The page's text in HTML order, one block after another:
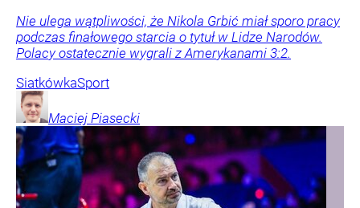
Nie ulega wątpliwości, że Nikola Grbić miał sporo pracy
podczas finałowego starcia o tytuł w Lidze Narodów.
Polacy ostatecznie wygrali z Amerykanami 3:2.
SiatkówkaSport
Maciej Piasecki